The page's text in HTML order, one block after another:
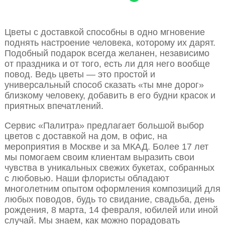
Цветы с доставкой способны в одно мгновение
поднять настроение человека, которому их дарят.
Подобный подарок всегда желанен, независимо
от праздника и от того, есть ли для него вообще
повод. Ведь цветы — это простой и
универсальный способ сказать «ты мне дорог»
близкому человеку, добавить в его будни красок и
приятных впечатлений.
Сервис «Палитра» предлагает большой выбор
цветов с доставкой на дом, в офис, на
мероприятия в Москве и за МКАД. Более 17 лет
мы помогаем своим клиентам выразить свои
чувства в уникальных свежих букетах, собранных
с любовью. Наши флористы обладают
многолетним опытом оформления композиций для
любых поводов, будь то свидание, свадьба, день
рождения, 8 марта, 14 февраля, юбилей или иной
случай. Мы знаем, как можно порадовать